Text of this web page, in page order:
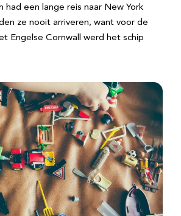
had een lange reis naar New York
ze nooit arriveren, want voor de
Engelse Cornwall werd het schip